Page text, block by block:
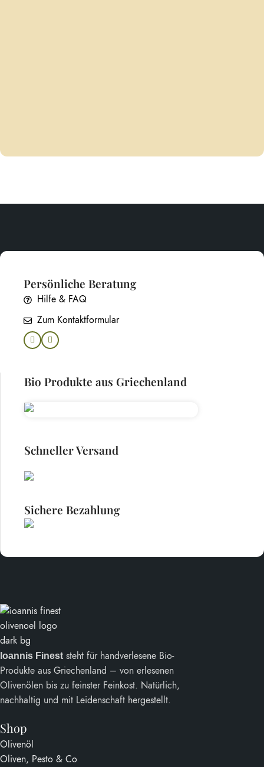
Persönliche Beratung
Hilfe & FAQ
Zum Kontaktformular
Bio Produkte aus Griechenland
Schneller Versand
Sichere Bezahlung
Ioannis Finest steht für handverlesene Bio-
Produkte aus Griechenland – von erlesenen
Olivenölen bis zu feinster Feinkost. Natürlich,
nachhaltig und mit Leidenschaft hergestellt.
Shop
Olivenöl
Oliven, Pesto & Co